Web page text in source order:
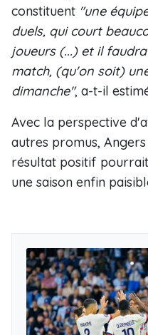
constituent "une
duels, qui court
joueurs (...) et il
match, (qu'on soit)
dimanche", a-t-il
Avec la perspective
autres promus,
résultat positif
une saison enfin